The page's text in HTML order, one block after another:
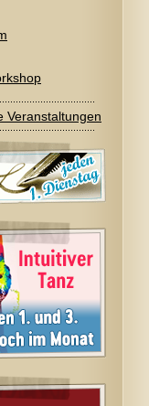
Veranstaltungen